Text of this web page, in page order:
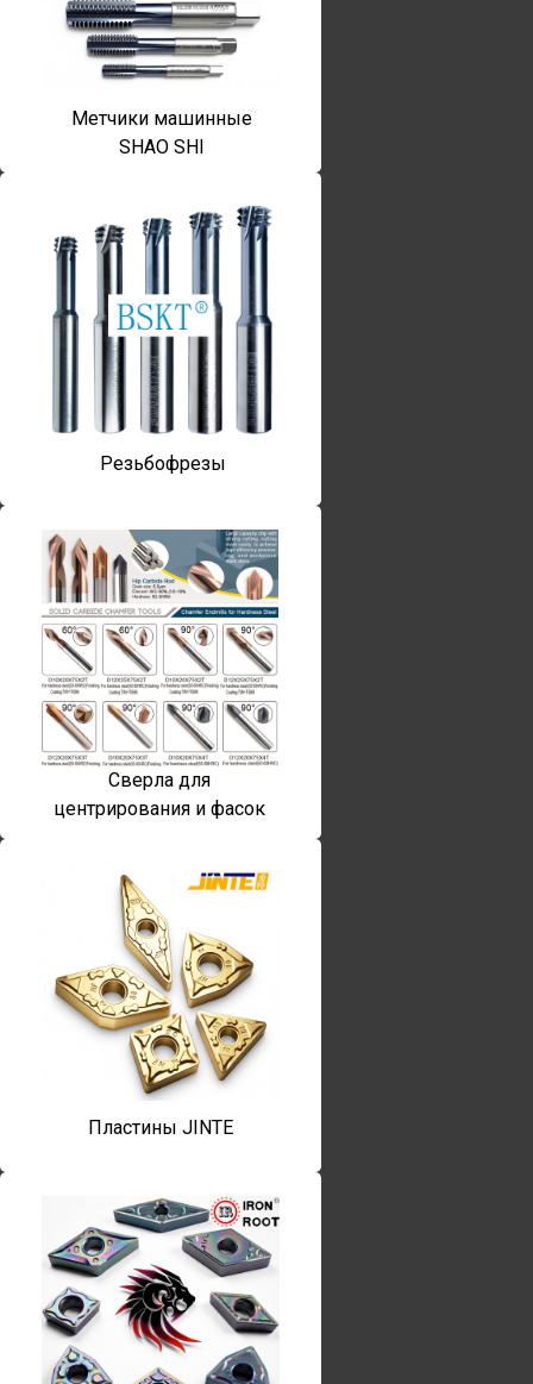
Метчики машинные
SHAO SHI
Резьбофрезы
Сверла для
центрирования и фасок
Пластины JINTE